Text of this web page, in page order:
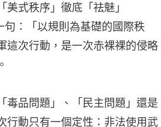
式秩序」徹底「祛魅」
：「以規則為基礎的國際秩
這次行動，是一次赤裸裸的侵略
毒品問題」、「民主問題」還是
行動只有一個定性：非法使用武